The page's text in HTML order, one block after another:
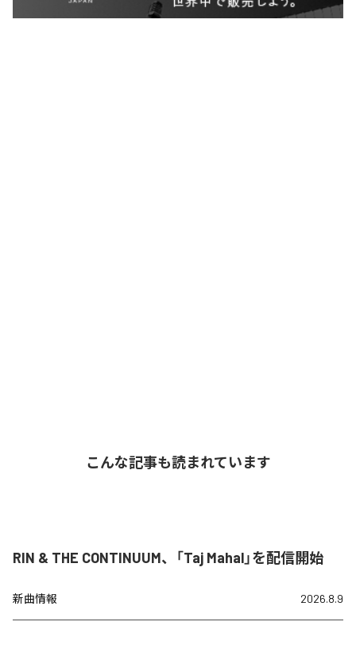
こんな記事も読まれています
RIN & THE CONTINUUM、「Taj Mahal」を配信開始
新曲情報 2026.8.9